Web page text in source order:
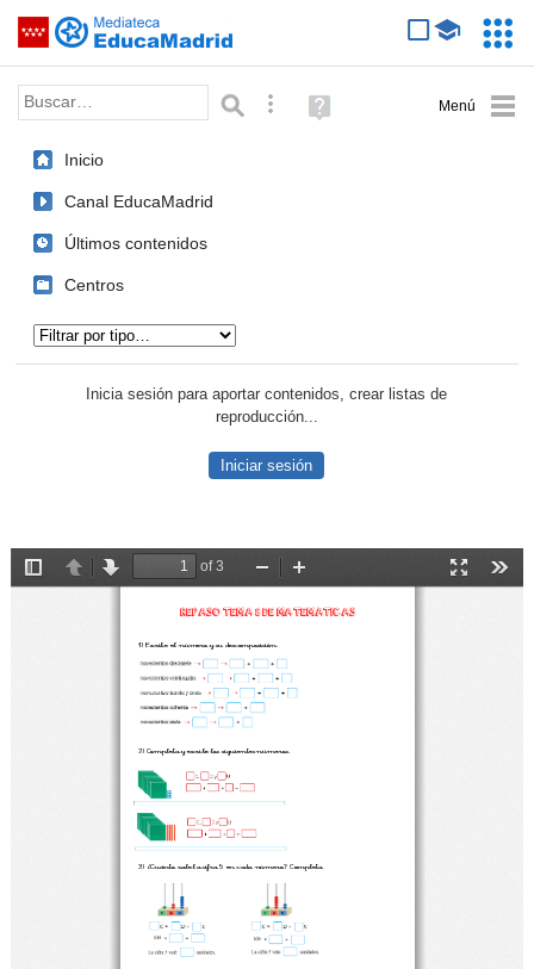
Saltar navegación
Palabra o frase: Búsqueda avanzada
Ayuda
(en
Inicio
Canal EducaMadrid
Últimos contenidos
Centros
Inicia sesión para aportar contenidos, crear listas de
reproducción...
Iniciar sesión